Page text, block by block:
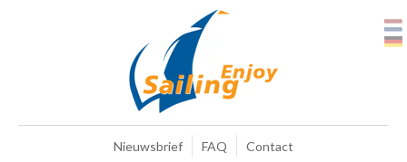
Nieuwsbrief FAQ
Contact